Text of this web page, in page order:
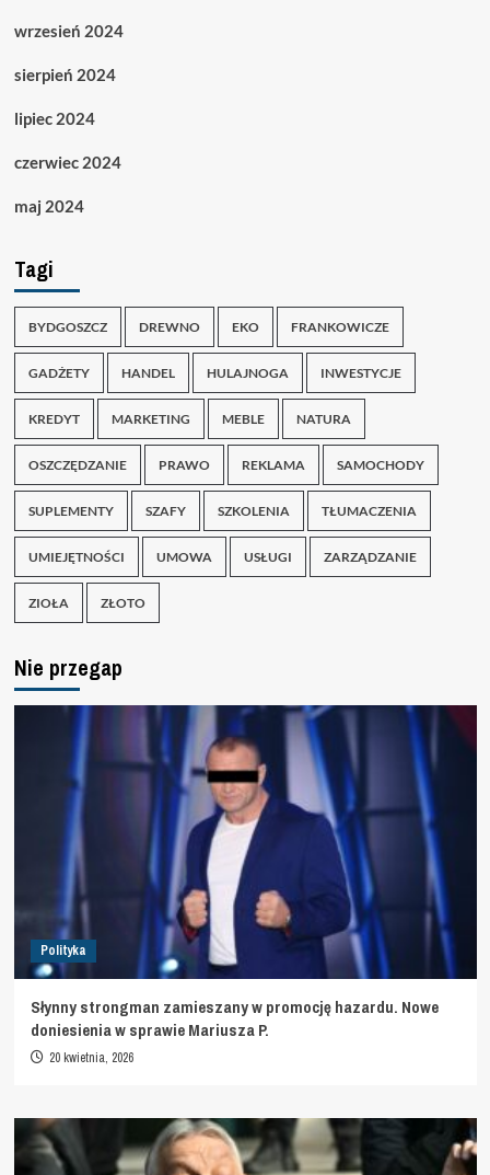
wrzesień 2024
sierpień 2024
lipiec 2024
czerwiec 2024
maj 2024
Tagi
BYDGOSZCZ DREWNO EKO FRANKOWICZE
GADŻETY HANDEL HULAJNOGA INWESTYCJE
KREDYT MARKETING MEBLE NATURA
OSZCZĘDZANIE PRAWO REKLAMA SAMOCHODY
SUPLEMENTY SZAFY SZKOLENIA TŁUMACZENIA
UMIEJĘTNOŚCI UMOWA USŁUGI ZARZĄDZANIE
ZIOŁA ZŁOTO
Nie przegap
Polityka
Słynny strongman zamieszany w promocję hazardu. Nowe
doniesienia w sprawie Mariusza P.
20 kwietnia, 2026